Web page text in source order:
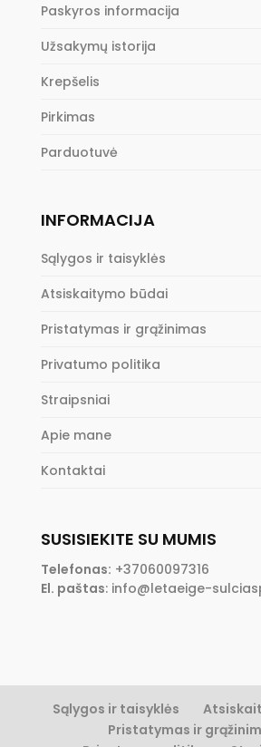
Paskyros informacija
Užsakymų istorija
Krepšelis
Pirkimas
Parduotuvė
INFORMACIJA
Sąlygos ir taisyklės
Atsiskaitymo būdai
Pristatymas ir grąžinimas
Privatumo politika
Straipsniai
Apie mane
Kontaktai
SUSISIEKITE SU MUMIS
Telefonas: +37060097316
El. paštas: info@letaeige-
Sąlygos ir taisyklės
Pristatymas ir